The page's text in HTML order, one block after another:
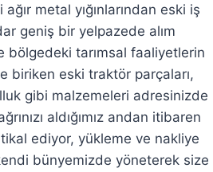
metal yığınlarından eski iş
geniş bir yelpazede alım
bölgedeki tarımsal faaliyetlerin
biriken eski traktör parçaları,
gibi malzemeleri adresinizde
aldığımız andan itibaren
ediyor, yükleme ve nakliye
bünyemizde yöneterek size